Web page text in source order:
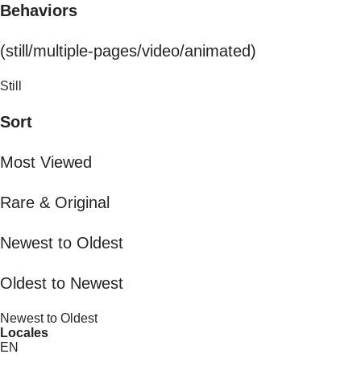
Behaviors
(still/multiple-pages/video/animated)
Still
Sort
Most Viewed
Rare & Original
Newest to Oldest
Oldest to Newest
Newest to Oldest
Locales
EN